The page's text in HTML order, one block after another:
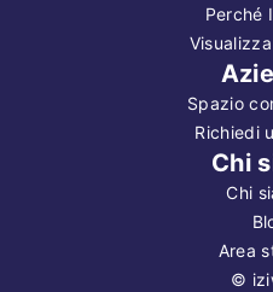
Perché
Spazio
Richiedi
Chi
Chi
Area
©